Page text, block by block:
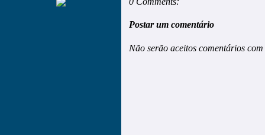
Postar um comentário
Não serão aceitos comentários